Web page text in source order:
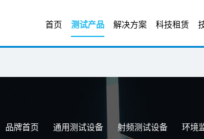
首页 测试产品 解决方案 科技租赁
品牌首页 通用测试设备 射频测试设备 环境